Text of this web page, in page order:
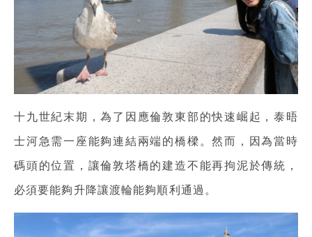
十九世紀末期，為了因應倫敦東部的快速崛起，泰晤
士河急需一座能夠連結兩端的橋樑。然而，因為當時
碼頭的位置，讓倫敦塔橋的建造不能再拘泥於傳統，
必須要能夠升降讓渡輪能夠順利通過。